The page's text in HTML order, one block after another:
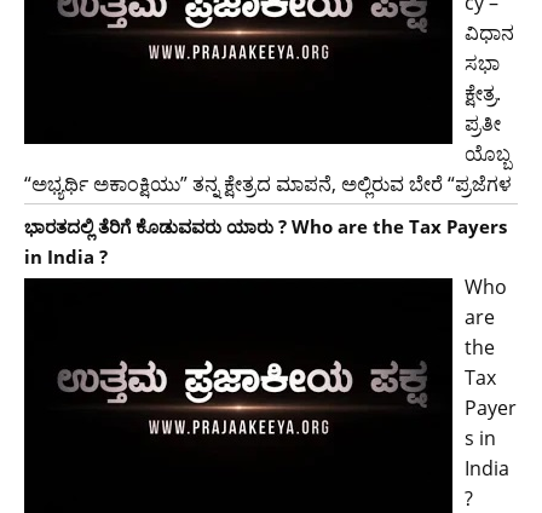
ವಿಧಾನ
ಸಭಾ
ಕ್ಷೇತ್ರ.
ಪ್ರತೀ
ಯೊಬ್ಬ
“ಅಭ್ಯರ್ಥಿ ಅಕಾಂಕ್ಷಿಯು” ತನ್ನ ಕ್ಷೇತ್ರದ ಮಾಪನೆ, ಅಲ್ಲಿರುವ ಬೇರೆ “ಪ್ರಜೆಗಳ
ಭಾರತದಲ್ಲಿ ತೆರಿಗೆ ಕೊಡುವವರು ಯಾರು ? Who are the Tax Payers
in India ?
Who
are
the
Tax
Payer
s in
India
?